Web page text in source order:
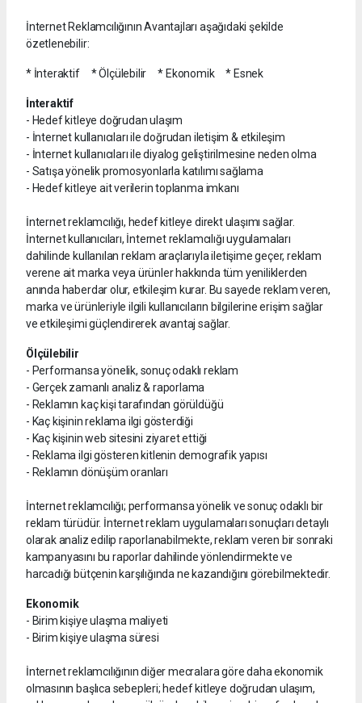
İnternet Reklamcılığının Avantajları aşağıdaki şekilde
özetlenebilir:
* İnteraktif * Ölçülebilir * Ekonomik * Esnek
İnteraktif
- Hedef kitleye doğrudan ulaşım
- İnternet kullanıcıları ile doğrudan iletişim & etkileşim
- İnternet kullanıcıları ile diyalog geliştirilmesine neden olma
- Satışa yönelik promosyonlarla katılımı sağlama
- Hedef kitleye ait verilerin toplanma imkanı
İnternet reklamcılığı, hedef kitleye direkt ulaşımı sağlar.
İnternet kullanıcıları, İnternet reklamcılığı uygulamaları
dahilinde kullanılan reklam araçlarıyla iletişime geçer, reklam
verene ait marka veya ürünler hakkında tüm yeniliklerden
anında haberdar olur, etkileşim kurar. Bu sayede reklam veren,
marka ve ürünleriyle ilgili kullanıcıların bilgilerine erişim sağlar
ve etkileşimi güçlendirerek avantaj sağlar.
Ölçülebilir
- Performansa yönelik, sonuç odaklı reklam
- Gerçek zamanlı analiz & raporlama
- Reklamın kaç kişi tarafından görüldüğü
- Kaç kişinin reklama ilgi gösterdiği
- Kaç kişinin web sitesini ziyaret ettiği
- Reklama ilgi gösteren kitlenin demografik yapısı
- Reklamın dönüşüm oranları
İnternet reklamcılığı; performansa yönelik ve sonuç odaklı bir
reklam türüdür. İnternet reklam uygulamaları sonuçları detaylı
olarak analiz edilip raporlanabilmekte, reklam veren bir sonraki
kampanyasını bu raporlar dahilinde yönlendirmekte ve
harcadığı bütçenin karşılığında ne kazandığını görebilmektedir.
Ekonomik
- Birim kişiye ulaşma maliyeti
- Birim kişiye ulaşma süresi
İnternet reklamcılığının diğer mecralara göre daha ekonomik
olmasının başlıca sebepleri; hedef kitleye doğrudan ulaşım,